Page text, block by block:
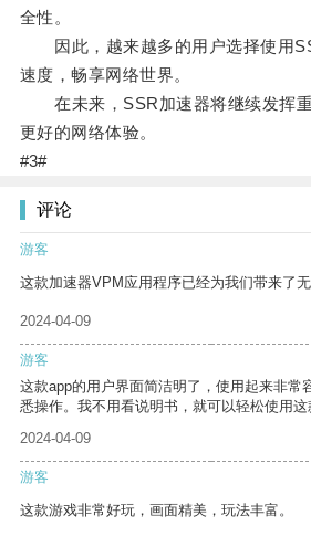
全性。
因此，越来越多的用户选择使用
速度，畅享网络世界。
在未来，SSR加速器将继续发挥重
更好的网络体验。
#3#
评论
游客
这款加速器VPM应用程序已经为我们带来了
2024-04-09
游客
这款app的用户界面简洁明了，使用起来非常
悉操作。我不用看说明书，就可以轻松使用这
2024-04-09
游客
这款游戏非常好玩，画面精美，玩法丰富。